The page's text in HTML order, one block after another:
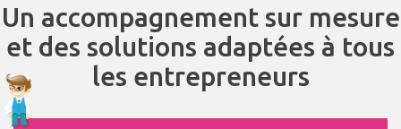
Un accompagnement sur mesure
et des solutions adaptées à tous
les entrepreneurs